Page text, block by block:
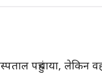
पहुंचाया,